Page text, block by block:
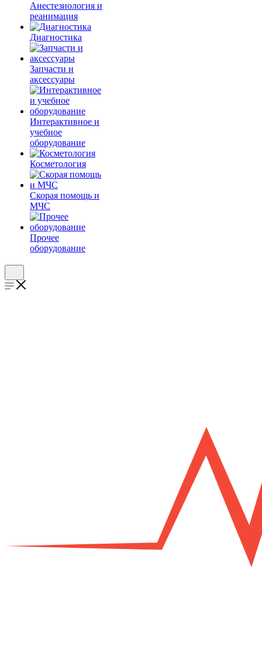
Анестезиология и
реанимация
Диагностика
Запчасти и
аксессуары
Интерактивное и
учебное
оборудование
Косметология
Скорая помощь и
МЧС
Прочее
оборудование